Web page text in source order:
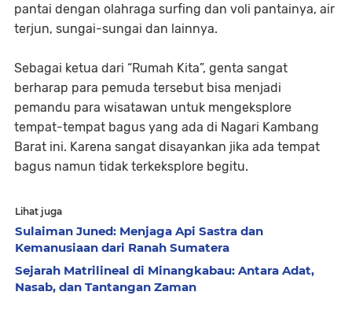
pantai dengan olahraga surfing dan voli pantainya, air
terjun, sungai-sungai dan lainnya.
Sebagai ketua dari “Rumah Kita”, genta sangat
berharap para pemuda tersebut bisa menjadi
pemandu para wisatawan untuk mengeksplore
tempat-tempat bagus yang ada di Nagari Kambang
Barat ini. Karena sangat disayankan jika ada tempat
bagus namun tidak terkeksplore begitu.
Lihat juga
Sulaiman Juned: Menjaga Api Sastra dan
Kemanusiaan dari Ranah Sumatera
Sejarah Matrilineal di Minangkabau: Antara Adat,
Nasab, dan Tantangan Zaman